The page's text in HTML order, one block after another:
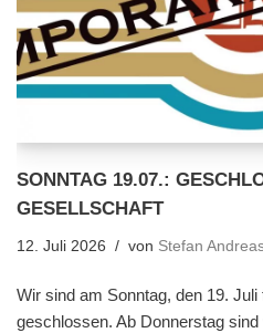
SONNTAG 19.07.:
GESELLSCHAFT
12. Juli 2026 von Stefan
Wir sind am Sonntag, den 19.
geschlossen. Ab Donnerstag